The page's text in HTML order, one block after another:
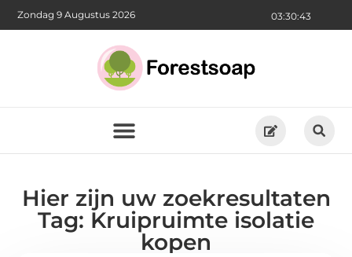
03:30:44
Zondag 9 Augustus 2026
Hier zijn uw zoekresultaten
Tag: Kruipruimte isolatie
kopen